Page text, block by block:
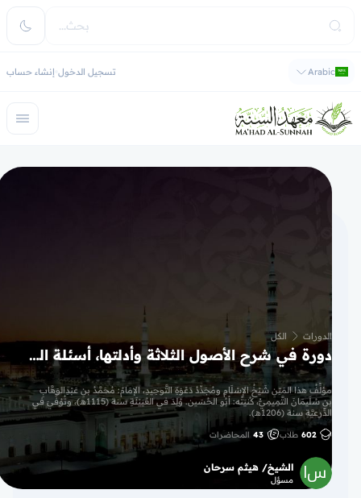
Arabic تسجيل الدخول إنشاء حساب
الدورات الكل
دورة في شرح الأصول الثلاثة وأدلتها، أسئلة القبر الثلاثة
مؤلِّفُ هذا المَتِنِ شَيْخُ الإِسْلَامِ ومُجَدِّدُ دَعْوَةِ التَّوحِيدِ، الإمَامُ: مُحَمَّدُ بنِ عَبْدِالوَهَّابِ
بنِ سُلَيمَانَ التَّمِيمِيُّ، كُنيَتُه: أبُو الحُسَين. وُلِدَ في العُيَيْنَةِ سنة (1115هـ)، وتُوُفِّيَ في
الدِّرعيَّةِ سنة (1206هـ).
602 طلاب 43 المحاضرات
الشيخ/ هيثم سرحان
مسؤل